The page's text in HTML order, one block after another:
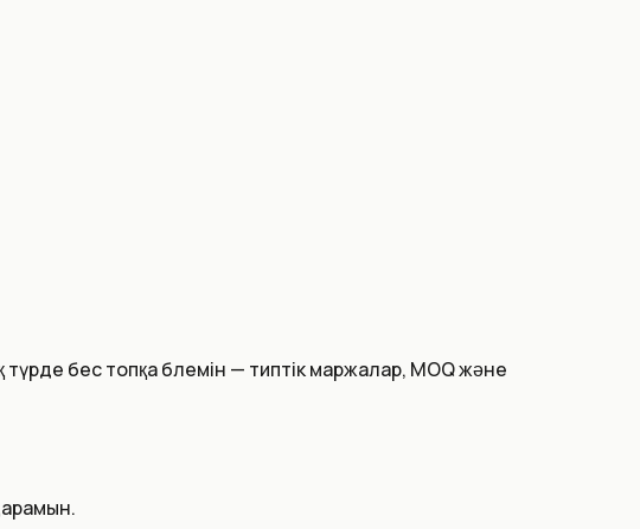
бес топқа бөлемін — типтік маржалар, MOQ және